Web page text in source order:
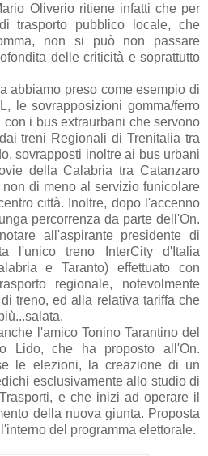
Oliverio ritiene infatti che per
trasporto pubblico locale, che
non si può non passare
delle criticità e soprattutto
abbiamo preso come esempio di
le sovrapposizioni gomma/ferro
i bus extraurbani che servono
treni Regionali di Trenitalia tra
sovrapposti inoltre ai bus urbani
della Calabria tra Catanzaro
di meno al servizio funicolare
città. Inoltre, dopo l'accenno
percorrenza da parte dell'On.
all'aspirante presidente di
l'unico treno InterCity d'Italia
e Taranto) effettuato con
regionale, notevolmente
treno, ed alla relativa tariffa che
l'amico Tonino Tarantino del
Lido, che ha proposto all'On.
le elezioni, la creazione di un
esclusivamente allo studio di
e che inizi ad operare il
della nuova giunta. Proposta
del programma elettorale.